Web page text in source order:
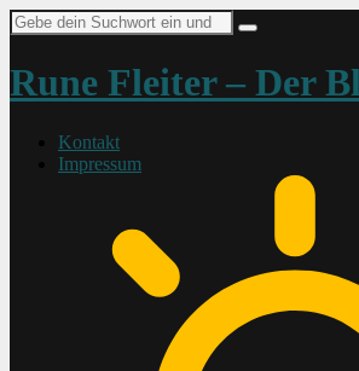
Suche
nach:
Rune Fleiter – Der
Kontakt
Impressum